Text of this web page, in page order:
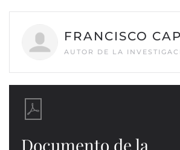
FRANCISCO
AUTOR DE LA
Documento de la